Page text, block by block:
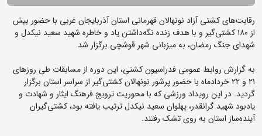
رقابت‌های کشتی آزاد نونهالان قهرمانی استان آذربایجان غربی با حضور بیش
از ۱۸۰ کشتی‌گیر و با هدف زنده نگه‌داشتن یاد و خاطره شهید سعید نیکدل و
شهدای جنگ رمضان، به میزبانی شهر قوشچی برگزار شد.
به گزارش روابط عمومی فدراسیون کشتی، این دوره از مسابقات طی روزهای
۲۱ و ۲۲ خردادماه با حضور پرشور نونهالان کشتی‌گیر از سراسر استان برگزار
گردید. در این رویداد ورزشی که با محوریت ترویج فرهنگ ایثار و شهادت و
یادبود شهید گرانقدر، پهلوان سعید نیکدل ترتیب یافته بود، کشتی‌گیران
آینده‌ساز استان به روی تشک رفتند.